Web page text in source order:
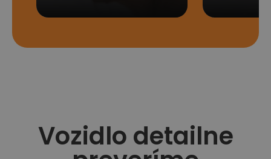
Vozidlo detailne